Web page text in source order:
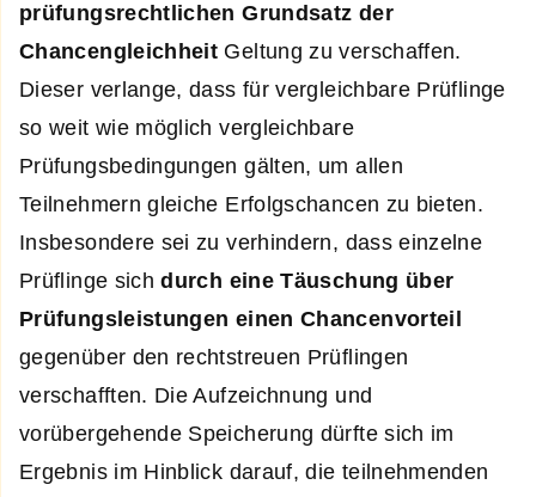
prüfungsrechtlichen Grundsatz der
Chancengleichheit Geltung zu verschaffen.
Dieser verlange, dass für vergleichbare Prüflinge
so weit wie möglich vergleichbare
Prüfungsbedingungen gälten, um allen
Teilnehmern gleiche Erfolgschancen zu bieten.
Insbesondere sei zu verhindern, dass einzelne
Prüflinge sichdurch eine Täuschung über
Prüfungsleistungen einen Chancenvorteil
gegenüber den rechtstreuen Prüflingen
verschafften. Die Aufzeichnung und
vorübergehende Speicherung dürfte sich im
Ergebnis im Hinblick darauf, die teilnehmenden